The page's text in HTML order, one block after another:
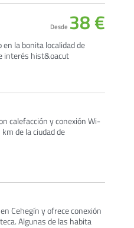
la bonita localidad de
interés hist&oacut
Desde 38 €
calefacción y conexión Wi-
de la ciudad de
Cehegín y ofrece conexión
Algunas de las habita